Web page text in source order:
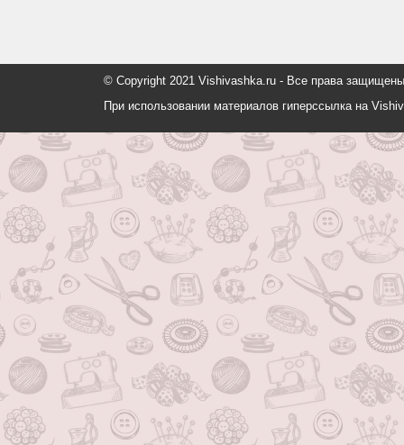
© Copyright 2021 Vishivashka.ru - Все права
При использовании материалов гиперссылка на